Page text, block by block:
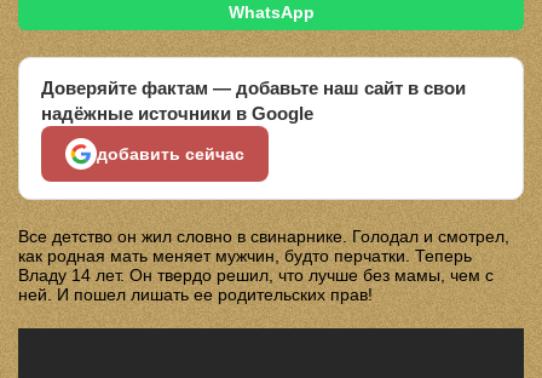
WhatsApp
Доверяйте фактам — добавьте наш сайт в свои
надёжные источники в Google
добавить сейчас
Все детство он жил словно в свинарнике. Голодал и смотрел,
как родная мать меняет мужчин, будто перчатки. Теперь
Владу 14 лет. Он твердо решил, что лучше без мамы, чем с
ней. И пошел лишать ее родительских прав!